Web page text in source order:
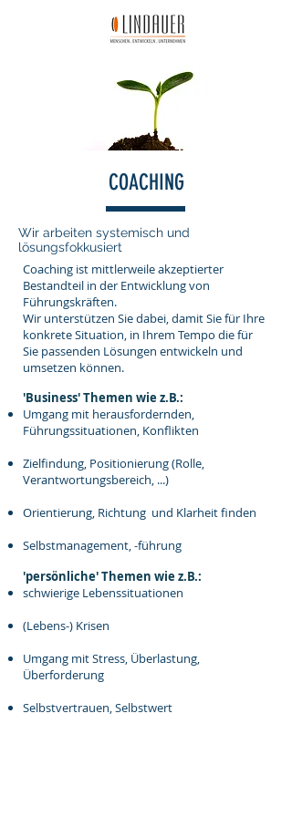
COACHING
Wir arbeiten systemisch und
lösungsfokkusiert
Coaching ist mittlerweile akzeptierter
Bestandteil in der Entwicklung von
Führungskräften.
Wir unterstützen Sie dabei, damit Sie für Ihre
konkrete Situation, in Ihrem Tempo die für
Sie passenden Lösungen entwickeln und
umsetzen können.
'Business' Themen wie z.B.:
Umgang mit herausfordernden,
Führungssituationen, Konflikten
Zielfindung, Positionierung (Rolle,
Verantwortungsbereich, ...)
Orientierung, Richtung und Klarheit finden
Selbstmanagement, -führung
'persönliche' Themen wie z.B.:
schwierige Lebenssituationen
(Lebens-) Krisen
Umgang mit Stress, Überlastung,
Überforderung
Selbstvertrauen, Selbstwert